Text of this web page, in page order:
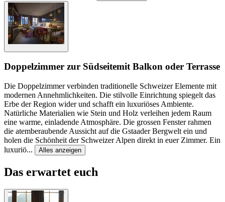
Doppelzimmer zur Südseitemit Balkon oder Terrasse
Die Doppelzimmer verbinden traditionelle Schweizer Elemente mit
modernen Annehmlichkeiten. Die stilvolle Einrichtung spiegelt das
Erbe der Region wider und schafft ein luxuriöses Ambiente.
Natürliche Materialien wie Stein und Holz verleihen jedem Raum
eine warme, einladende Atmosphäre. Die grossen Fenster rahmen
die atemberaubende Aussicht auf die Gstaader Bergwelt ein und
holen die Schönheit der Schweizer Alpen direkt in euer Zimmer. Ein
luxuriö... Alles anzeigen
Das erwartet euch